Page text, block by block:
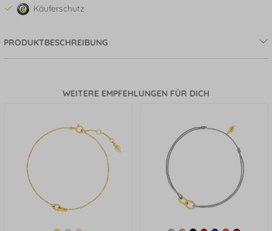
Käuferschutz
PRODUKTBESCHREIBUNG
WEITERE EMPFEHLUNGEN FÜR DICH